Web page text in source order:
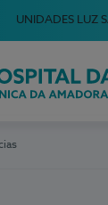
idioma
Português
Language
UNIDADES LUZ
da Luz Clínica